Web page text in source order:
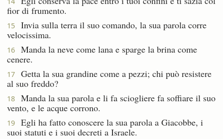
fior di frumento.
15
Invia sulla terra il suo comando, la sua parola corre
velocissima.
16
Manda la neve come lana e sparge la brina come
cenere.
17
Getta la sua grandine come a pezzi; chi può resistere
al suo freddo?
18
Manda la sua parola e li fa sciogliere fa soffiare il suo
vento, e le acque corrono.
19
Egli ha fatto conoscere la sua parola a Giacobbe, i
suoi statuti e i suoi decreti a Israele.